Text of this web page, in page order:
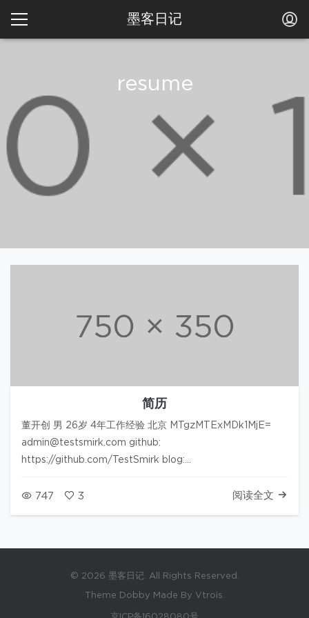
墨客日记
resume
简历
董开创 男 26岁 4年工作经验 北京 MTgzMTExMDk1MjE=
admin@testsmirk.com github:
https://github.com/TestSmirk blog:
iOS(OC)…
747 3 阅读全文
© 2026 墨客日记. All Rights Reserved.
Theme Dobby Made By Vtrois.